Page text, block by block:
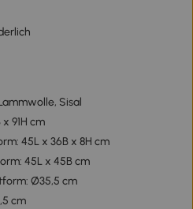
Sisal
91H cm
45L x 36B x 8H cm
45L x 45B cm
Ø35,5 cm
cm